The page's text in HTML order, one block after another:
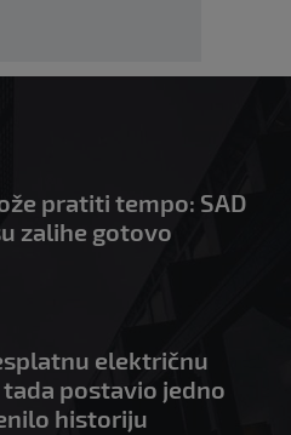
pratiti tempo: SAD
zalihe gotovo
električnu
postavio jedno
historiju